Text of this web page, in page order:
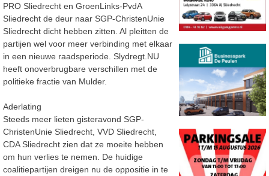
PRO Sliedrecht en GroenLinks-PvdA
Sliedrecht de deur naar SGP-ChristenUnie
Sliedrecht dicht hebben zitten. Al pleitten de
partijen wel voor meer verbinding met elkaar
in een nieuwe raadsperiode. Slydregt.NU
heeft onoverbrugbare verschillen met de
politieke fractie van Mulder.
Aderlating
Steeds meer lieten gisteravond SGP-
ChristenUnie Sliedrecht, VVD Sliedrecht,
CDA Sliedrecht zien dat ze moeite hebben
om hun verlies te nemen. De huidige
coalitiepartijen dreigen nu de oppositie in te